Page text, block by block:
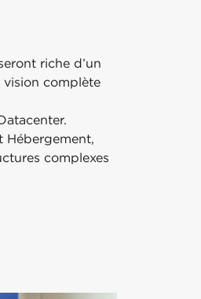
riche d’un
complète
Hébergement,
complexes